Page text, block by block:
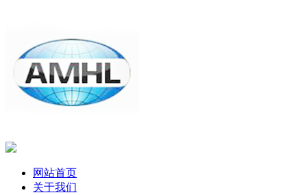
网站首页
关于我们